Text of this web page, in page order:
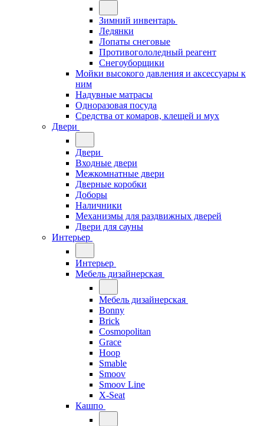
Зимний инвентарь
Ледянки
Лопаты снеговые
Противогололедный реагент
Снегоуборщики
Мойки высокого давления и аксессуары к
ним
Надувные матрасы
Одноразовая посуда
Средства от комаров, клещей и мух
Двери
Двери
Входные двери
Межкомнатные двери
Дверные коробки
Доборы
Наличники
Механизмы для раздвижных дверей
Двери для сауны
Интерьер
Интерьер
Мебель дизайнерская
Мебель дизайнерская
Bonny
Brick
Cosmopolitan
Grace
Hoop
Smable
Smoov
Smoov Line
X-Seat
Кашпо